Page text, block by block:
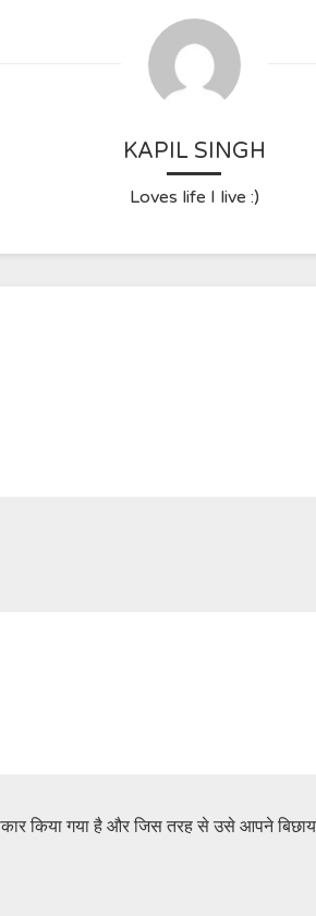
KAPIL SINGH
Loves life I live :)
किया गया है और जिस तरह से उसे आपने